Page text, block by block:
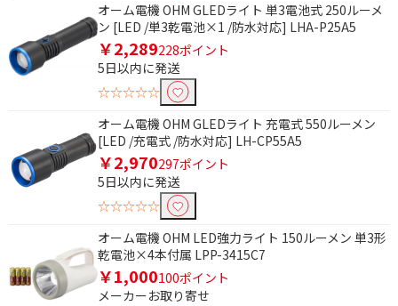
オーム電機 OHM GLEDライト 単3電池式 250ルーメ
ン [LED /単3乾電池×1 /防水対応] LHA-P25A5
￥2,289228ポイント
5日以内に発送
☆☆☆☆☆
オーム電機 OHM GLEDライト 充電式 550ルーメン
[LED /充電式 /防水対応] LH-CP55A5
￥2,970297ポイント
5日以内に発送
☆☆☆☆☆
オーム電機 OHM LED強力ライト 150ルーメン 単3形
乾電池×4本付属 LPP-3415C7
￥1,000100ポイント
メーカーお取り寄せ